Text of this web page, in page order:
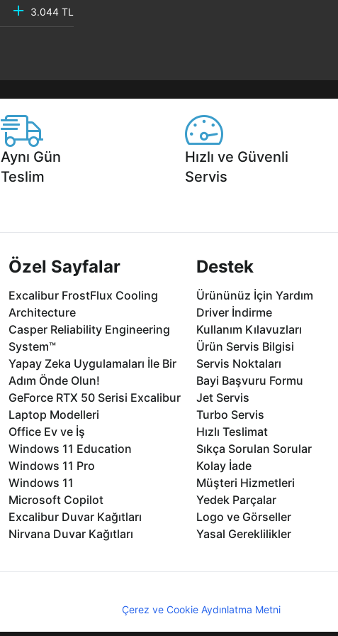
3.044 TL
Aynı Gün
Teslim
Hızlı ve Güvenli
Servis
Özel Sayfalar
Excalibur FrostFlux Cooling
Architecture
Casper Reliability Engineering
System™
Yapay Zeka Uygulamaları İle Bir
Adım Önde Olun!
GeForce RTX 50 Serisi Excalibur
Laptop Modelleri
Office Ev ve İş
Windows 11 Education
Windows 11 Pro
Windows 11
Microsoft Copilot
Excalibur Duvar Kağıtları
Nirvana Duvar Kağıtları
Destek
Ürününüz İçin Yardım
Driver İndirme
Kullanım Kılavuzları
Ürün Servis Bilgisi
Servis Noktaları
Bayi Başvuru Formu
Jet Servis
Turbo Servis
Hızlı Teslimat
Sıkça Sorulan Sorular
Kolay İade
Müşteri Hizmetleri
Yedek Parçalar
Logo ve Görseller
Yasal Gereklilikler
Çerez PolitikasıBilgi GüvenliğiBilgi Toplumu Hizmetleri
Çerez ve Cookie Aydınlatma Metni